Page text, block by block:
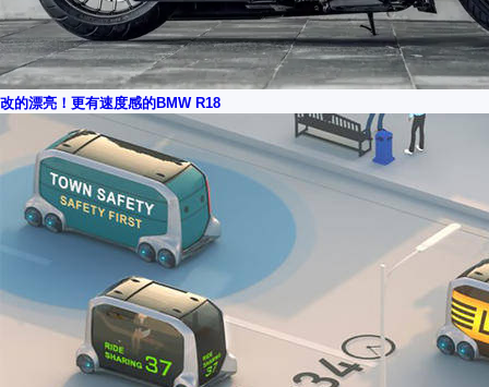
改的漂亮！更有速度感的BMW R18